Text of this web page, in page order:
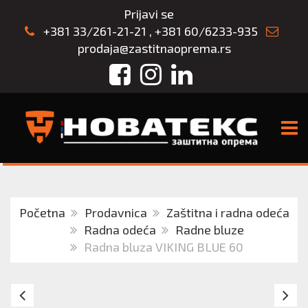
Prijavi se
+381 33/261-21-21 , +381 60/6233-935
prodaja@zastitnaoprema.rs
FacebookInstagram
LinkedIn
Početna Prodavnica
Zaštitna i radna odeća
Radna odeća
Radne bluze
Radna bluza VIKING BLUE 60
Radna